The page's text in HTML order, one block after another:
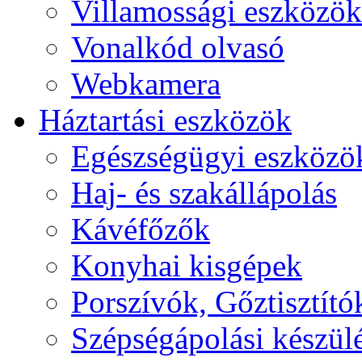
Villamossági eszközök
Vonalkód olvasó
Webkamera
Háztartási eszközök
Egészségügyi
Haj- és szakállápolás
Kávéfőzők
Konyhai kisgépek
Porszívók,
Szépségápolási